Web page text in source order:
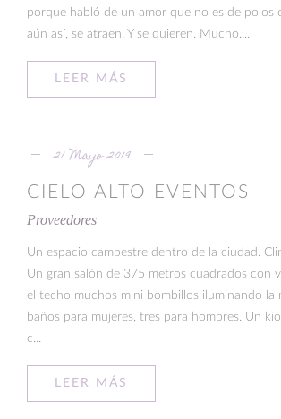
porque habló de un amor que no es de polos
aún así, se atraen. Y se quieren. Mucho....
LEER MÁS
21 Mayo 2019
CIELO ALTO EVENTOS
Proveedores
Un espacio campestre dentro de la ciudad.
Un gran salón de 375 metros cuadrados con
el techo muchos mini bombillos iluminando la
baños para mujeres, tres para hombres. Un
c...
LEER MÁS